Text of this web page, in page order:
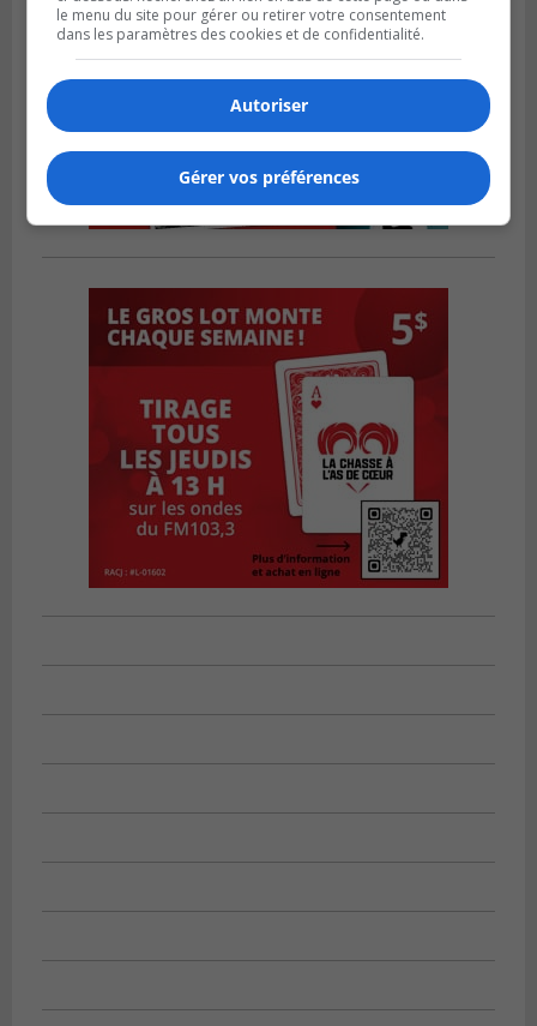
le menu du site pour gérer ou retirer votre consentement
dans les paramètres des cookies et de confidentialité.
Autoriser
Gérer vos préférences